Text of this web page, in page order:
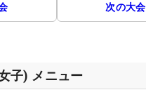
次の大会
子) メニュー